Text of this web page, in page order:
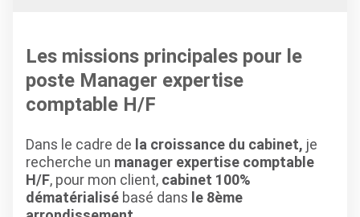
Les missions principales pour le
poste Manager expertise
comptable H/F
Dans le cadre de la croissance du cabinet, je
recherche un manager expertise comptable
H/F, pour mon client, cabinet 100%
dématérialisé basé dans le 8ème